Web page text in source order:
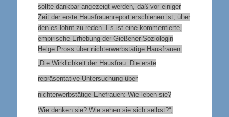
sollte dankbar angezeigt werden, daß vor einiger
Zeit der erste Hausfrauenreport erschienen ist, über
den es lohnt zu reden. Es ist eine kommentierte,
empirische Erhebung der Gießener Soziologin
Helge Pross über nichterwerbstätige Hausfrauen:
„Die Wirklichkeit der Hausfrau. Die erste
repräsentative Untersuchung über
nichterwerbstätige Ehefrauen: Wie leben sie?
Wie denken sie? Wie sehen sie sich selbst?“;